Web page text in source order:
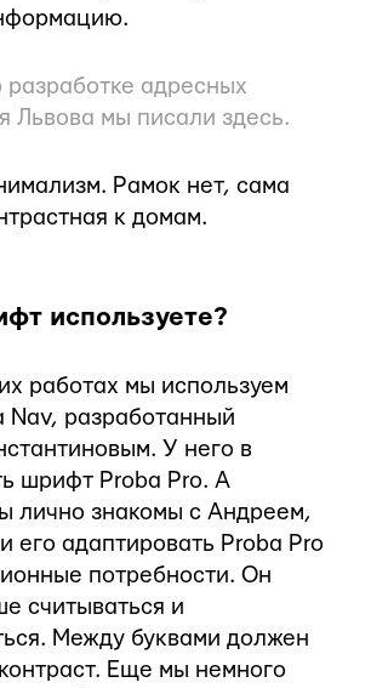
адресных
Львова мы писали здесь.
Рамок нет, сама
к домам.
используете?
работах мы используем
Nav, разработанный
У него в
шрифт Proba Pro. А
лично знакомы с Андреем,
его адаптировать Proba Pro
потребности. Он
считываться и
Между буквами должен
Еще мы немного